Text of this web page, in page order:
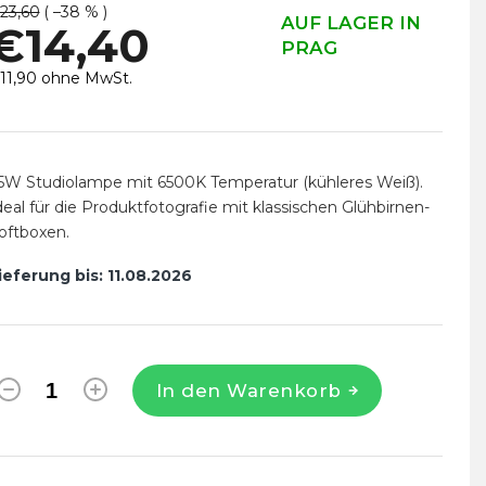
( –38 % )
AUF LAGER IN
PRAG
ohne MwSt.
bis: 11.08.2026
In den Warenkorb
Studiolampe mit 6500K Temperatur (kühleres Weiß).
für die Produktfotografie mit klassischen Glühbirnen-